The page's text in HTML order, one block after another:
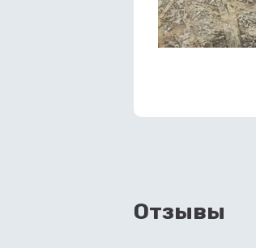
Отзывы